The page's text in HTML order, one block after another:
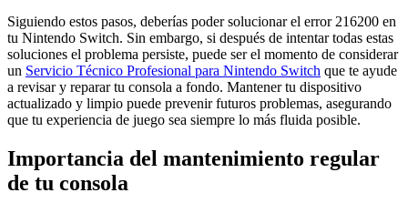
Siguiendo estos pasos, deberías poder solucionar el error 216200 en
tu Nintendo Switch. Sin embargo, si después de intentar todas estas
soluciones el problema persiste, puede ser el momento de considerar
un Servicio Técnico Profesional para Nintendo Switch que te ayude
a revisar y reparar tu consola a fondo. Mantener tu dispositivo
actualizado y limpio puede prevenir futuros problemas, asegurando
que tu experiencia de juego sea siempre lo más fluida posible.
Importancia del mantenimiento regular
de tu consola